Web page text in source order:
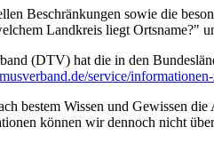
Beschränkungen sowie die
Landkreis liegt Ortsname?"
(DTV) hat die in den
­service/­
bestem Wissen und Gewissen
können wir dennoch nicht